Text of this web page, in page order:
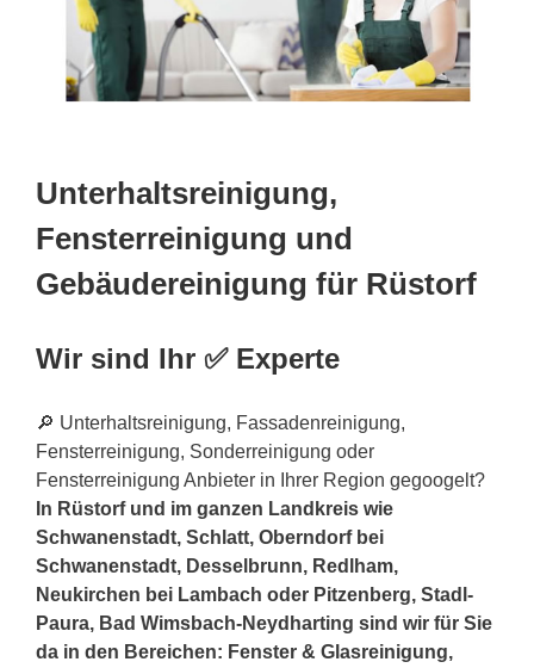
Unterhaltsreinigung,
Fensterreinigung und
Gebäudereinigung für Rüstorf
Wir sind Ihr ✅ Experte
🔎 Unterhaltsreinigung, Fassadenreinigung,
Fensterreinigung, Sonderreinigung oder
Fensterreinigung Anbieter in Ihrer Region gegoogelt?
In Rüstorf und im ganzen Landkreis wie
Schwanenstadt, Schlatt, Oberndorf bei
Schwanenstadt, Desselbrunn, Redlham,
Neukirchen bei Lambach oder Pitzenberg, Stadl-
Paura, Bad Wimsbach-Neydharting sind wir für Sie
da in den Bereichen: Fenster & Glasreinigung,